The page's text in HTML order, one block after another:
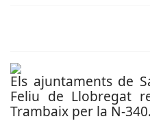
Els ajuntaments de
Feliu de Llobregat
Trambaix per la N-340.